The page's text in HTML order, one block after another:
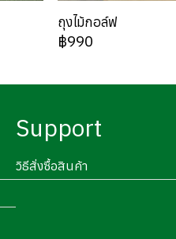
ถุงไม้กอล์ฟ
฿990
Support
วิธีสั่งซื้อสินค้า